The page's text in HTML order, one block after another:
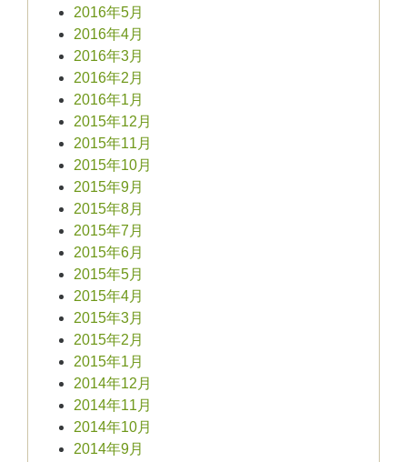
2016年5月
2016年4月
2016年3月
2016年2月
2016年1月
2015年12月
2015年11月
2015年10月
2015年9月
2015年8月
2015年7月
2015年6月
2015年5月
2015年4月
2015年3月
2015年2月
2015年1月
2014年12月
2014年11月
2014年10月
2014年9月